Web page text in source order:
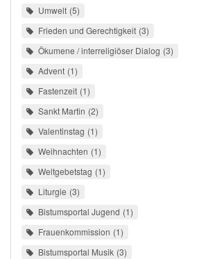
Umwelt 5
Frieden und Gerechtigkeit 3
Ökumene / interreligiöser Dialog 3
Advent 1
Fastenzeit 1
Sankt Martin 2
Valentinstag 1
Weihnachten 1
Weltgebetstag 1
Liturgie 3
Bistumsportal Jugend 1
Frauenkommission 1
Bistumsportal Musik 3